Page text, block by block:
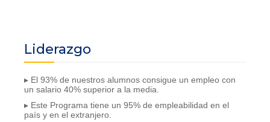
Liderazgo
▸ El 93% de nuestros alumnos consigue un empleo con
un salario 40% superior a la media.
▸ Este Programa tiene un 95% de empleabilidad en el
país y en el extranjero.